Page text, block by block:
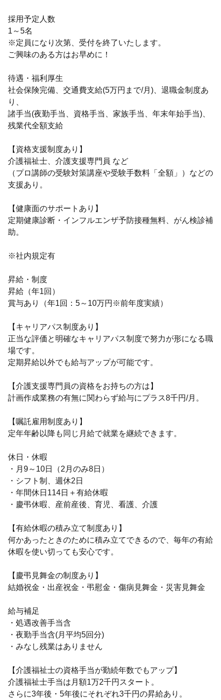
採用予定人数
1～5名
※定員になり次第、受付を終了いたします。
ご興味のある方はお早めに！
待遇・福利厚生
社会保険完備、交通費支給(5万円まで/月)、退職金制度あ
り、
諸手当(夜勤手当、資格手当、家族手当、年末年始手当)、
残業代全額支給
【資格支援制度あり】
介護福祉士、介護支援専門員 など
（プロ講師の受験対策講座や受験手数料「全額」）などの
支援あり。
【健康面のサポートあり】
定期健康診断・インフルエンザ予防接種無料、がん検診補
助。
※社内規定有
昇給・制度
昇給（年1回）
賞与あり（年1回：5～10万円※前年度実績）
【キャリアパス制度あり】
正当な評価と明確なキャリアパス制度で努力が形になる職
場です。
定期昇給以外でも給与アップが可能です。
【介護支援専門員の資格をお持ちの方は】
計画作成業務の有無に関わらず給与にプラス8千円/月。
【嘱託雇用制度あり】
定年年齢以降も同じ月給で就業を継続できます。
休日・休暇
・月9～10日（2月のみ8日）
・シフト制、週休2日
・年間休日114日＋有給休暇
・慶弔休暇、産前産後、育児、看護、介護
【有給休暇の積み立て制度あり】
何かあったときのために積み立てできるので、毎年の有給
休暇を使い切っても安心です。
【慶弔見舞金の制度あり】
結婚祝金・出産祝金・弔慰金・傷病見舞金・災害見舞金
給与補足
・処遇改善手当含
・夜勤手当含(月平均5回分)
・みなし残業はありません
【介護福祉士の資格手当が勤続年数でもアップ】
介護福祉士手当は月額1万2千円スタート。
さらに3年後・5年後にそれぞれ3千円の昇給あり。